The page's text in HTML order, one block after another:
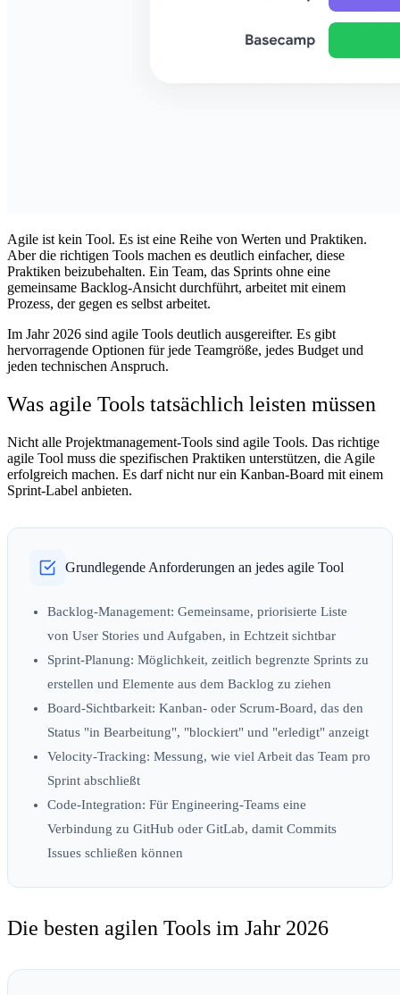
Agile ist kein Tool. Es ist eine Reihe von Werten und Praktiken.
Aber die richtigen Tools machen es deutlich einfacher, diese
Praktiken beizubehalten. Ein Team, das Sprints ohne eine
gemeinsame Backlog-Ansicht durchführt, arbeitet mit einem
Prozess, der gegen es selbst arbeitet.
Im Jahr 2026 sind agile Tools deutlich ausgereifter. Es gibt
hervorragende Optionen für jede Teamgröße, jedes Budget und
jeden technischen Anspruch.
Was agile Tools tatsächlich leisten müssen
Nicht alle Projektmanagement-Tools sind agile Tools. Das richtige
agile Tool muss die spezifischen Praktiken unterstützen, die Agile
erfolgreich machen. Es darf nicht nur ein Kanban-Board mit einem
Sprint-Label anbieten.
Grundlegende Anforderungen an jedes agile Tool
Backlog-Management: Gemeinsame, priorisierte Liste
von User Stories und Aufgaben, in Echtzeit sichtbar
Sprint-Planung: Möglichkeit, zeitlich begrenzte Sprints zu
erstellen und Elemente aus dem Backlog zu ziehen
Board-Sichtbarkeit: Kanban- oder Scrum-Board, das den
Status "in Bearbeitung", "blockiert" und "erledigt" anzeigt
Velocity-Tracking: Messung, wie viel Arbeit das Team pro
Sprint abschließt
Code-Integration: Für Engineering-Teams eine
Verbindung zu GitHub oder GitLab, damit Commits
Issues schließen können
Die besten agilen Tools im Jahr 2026